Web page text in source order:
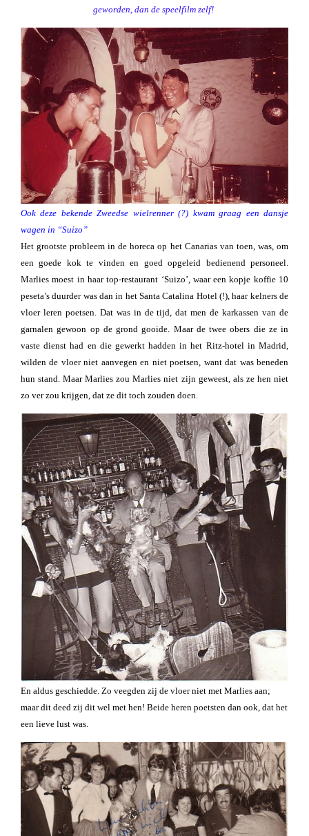
geworden, dan de speelfilm zelf!
Ook deze bekende Zweedse wielrenner (?) kwam graag een dansje
wagen in “Suizo”
Het grootste probleem in de horeca op het Canarias van toen, was, om
een goede kok te vinden en goed opgeleid bedienend personeel.
Marlies moest in haar top-restaurant ‘Suizo’, waar een kopje koffie 10
peseta’s duurder was dan in het Santa Catalina Hotel (!), haar kelners de
vloer leren poetsen. Dat was in de tijd, dat men de karkassen van de
garnalen gewoon op de grond gooide. Maar de twee obers die ze in
vaste dienst had en die gewerkt hadden in het Ritz-hotel in Madrid,
wilden de vloer niet aanvegen en niet poetsen, want dat was beneden
hun stand. Maar Marlies zou Marlies niet zijn geweest, als ze hen niet
zo ver zou krijgen, dat ze dit toch zouden doen.
En aldus geschiedde. Zo veegden zij de vloer niet met Marlies aan;
maar dit deed zij dit wel met hen! Beide heren poetsten dan ook, dat het
een lieve lust was.